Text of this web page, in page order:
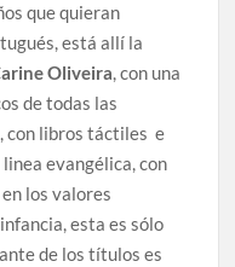
que quieran
está allí la
Oliveira, con una
de todas las
con libros táctiles e
evangélica, con
los valores
esta es sólo
de los títulos es